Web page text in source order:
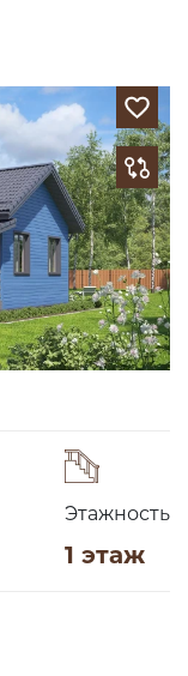
Этажность
1 этаж